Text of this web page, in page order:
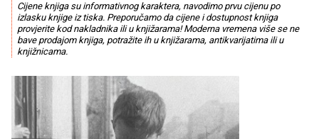
Cijene knjiga su informativnog karaktera, navodimo prvu cijenu po
izlasku knjige iz tiska. Preporučamo da cijene i dostupnost knjiga
provjerite kod nakladnika ili u knjižarama! Moderna vremena više se ne
bave prodajom knjiga, potražite ih u knjižarama, antikvarijatima ili u
knjižnicama.